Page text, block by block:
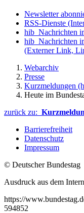
Newsletter
RSS-Dienste
hib_Nachrichten
hib_Nachrichten
(Externer Link,
Webarchiv
Presse
Kurzmeldungen
Heute im
zurück zu:
Barrierefreiheit
Datenschutz
Impressum
© Deutscher Bundestag
Ausdruck aus dem
https://
594852